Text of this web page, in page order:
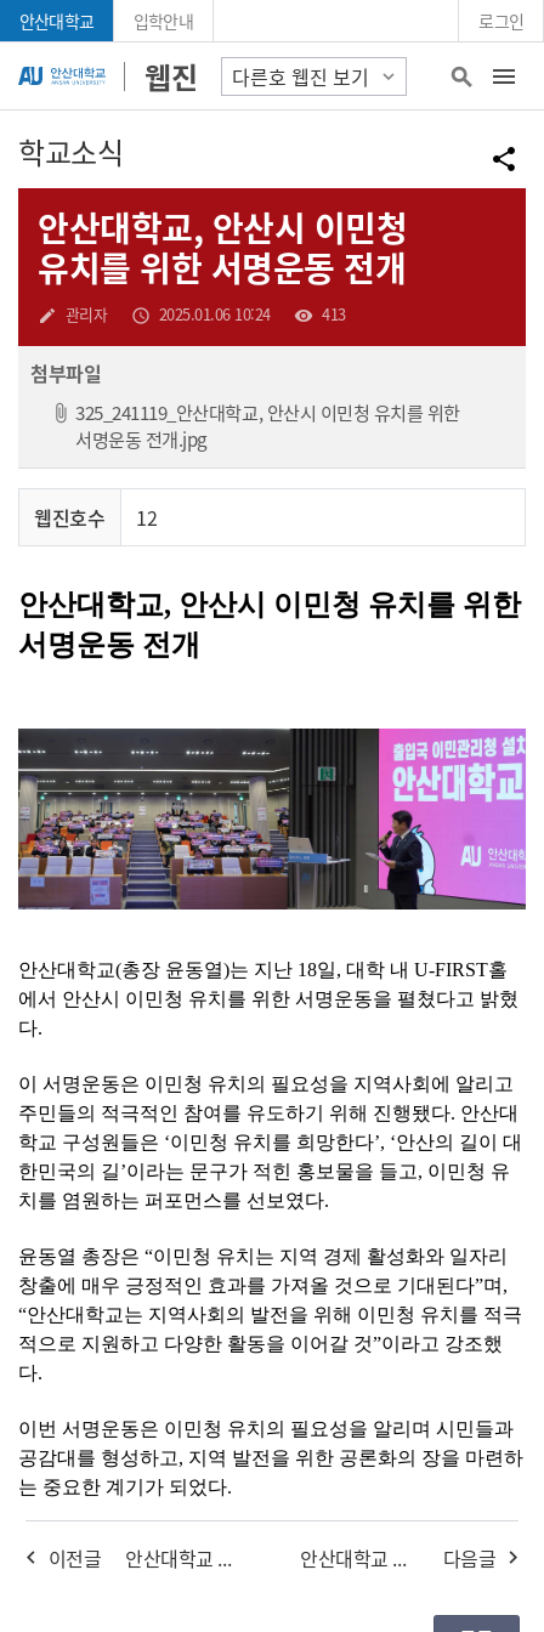
Skip Menu
안산대학교 입학안내 로그인
안산대학교 웹진
웹진 search
학교소식 공
share
안산대학교, 안산시 이민청
유치를 위한 서명운동 전개
작성자
create 관리자 작성일
access_time 2025.01.06 10:24 조회수
visibility 413
첨부파일
325_241119_안산대학교, 안산시 이민청 유치를 위한
서명운동 전개.jpg파일 다운로드
웹진호수 12
안산대학교, 안산시 이민청 유치를 위한
서명운동 전개
안산대학교(총장 윤동열)는 지난 18일, 대학 내 U-FIRST홀
에서 안산시 이민청 유치를 위한 서명운동을 펼쳤다고 밝혔
다.
이 서명운동은 이민청 유치의 필요성을 지역사회에 알리고
주민들의 적극적인 참여를 유도하기 위해 진행됐다. 안산대
학교 구성원들은 ‘이민청 유치를 희망한다’, ‘안산의 길이 대
한민국의 길’이라는 문구가 적힌 홍보물을 들고, 이민청 유
치를 염원하는 퍼포먼스를 선보였다.
윤동열 총장은 “이민청 유치는 지역 경제 활성화와 일자리
창출에 매우 긍정적인 효과를 가져올 것으로 기대된다”며 ,
“안산대학교는 지역사회의 발전을 위해 이민청 유치를 적극
적으로 지원하고 다양한 활동을 이어갈 것”이라고 강조했
다.
이번 서명운동은 이민청 유치의 필요성을 알리며 시민들과
공감대를 형성하고, 지역 발전을 위한 공론화의 장을 마련하
는 중요한 계기가 되었다.
navigate_before 이전글 안산대학교 윤동열 총장, ‘청소년 불법 사이버도박 근절 릴레이’ 동참 다음글 navigate_next
안산대학교 대학일자리플러스센터, '2024년 AU 취업 박람회' 성황리에 개최